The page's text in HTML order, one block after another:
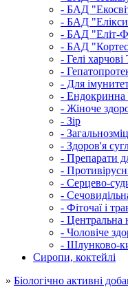
- БАД
- БАД
- БАД "Еліт-
- БАД
- Гелі
-
- Для
- Ендокринна
- Жіноче
- Зір
-
- Здоров'я
- Препарати
-
- Серцево-
-
- Фіточаї і
- Центральна
- Чоловіче
- Шлунково-
Сиропи, коктейлі
» Біологічно активні